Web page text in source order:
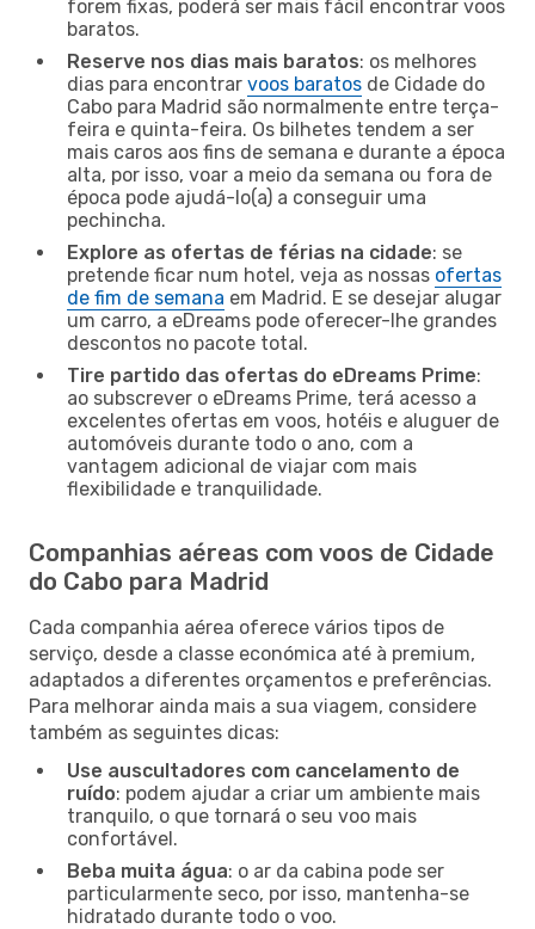
forem fixas, poderá ser mais fácil encontrar voos
baratos.
Reserve nos dias mais baratos: os melhores
dias para encontrar voos baratos de Cidade do
Cabo para Madrid são normalmente entre terça-
feira e quinta-feira. Os bilhetes tendem a ser
mais caros aos fins de semana e durante a época
alta, por isso, voar a meio da semana ou fora de
época pode ajudá-lo(a) a conseguir uma
pechincha.
Explore as ofertas de férias na cidade: se
pretende ficar num hotel, veja as nossas ofertas
de fim de semana em Madrid. E se desejar alugar
um carro, a eDreams pode oferecer-lhe grandes
descontos no pacote total.
Tire partido das ofertas do eDreams Prime:
ao subscrever o eDreams Prime, terá acesso a
excelentes ofertas em voos, hotéis e aluguer de
automóveis durante todo o ano, com a
vantagem adicional de viajar com mais
flexibilidade e tranquilidade.
Companhias aéreas com voos de Cidade
do Cabo para Madrid
Cada companhia aérea oferece vários tipos de
serviço, desde a classe económica até à premium,
adaptados a diferentes orçamentos e preferências.
Para melhorar ainda mais a sua viagem, considere
também as seguintes dicas:
Use auscultadores com cancelamento de
ruído: podem ajudar a criar um ambiente mais
tranquilo, o que tornará o seu voo mais
confortável.
Beba muita água: o ar da cabina pode ser
particularmente seco, por isso, mantenha-se
hidratado durante todo o voo.